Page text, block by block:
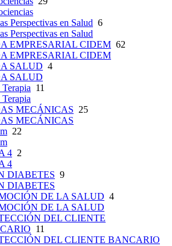
Perspectivas en Salud 6
Perspectivas en Salud
EMPRESARIAL CIDEM 62
EMPRESARIAL CIDEM
SALUD 4
SALUD
11
MECÁNICAS 25
MECÁNICAS
22
4 2
4
DIABETES 9
DIABETES
DE LA SALUD 4
DE LA SALUD
DEL CLIENTE
11
DEL CLIENTE BANCARIO